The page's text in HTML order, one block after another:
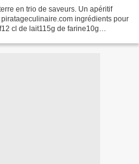
en trio de saveurs. Un apéritif
ingrédients pour
cl de lait115g de farine10g